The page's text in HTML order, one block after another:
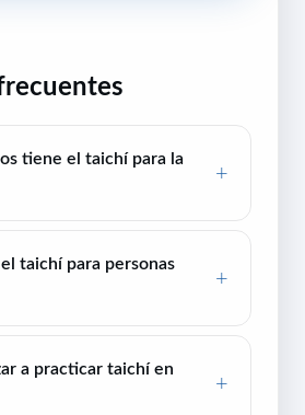
tiene el taichí para la
el taichí para personas
a practicar taichí en